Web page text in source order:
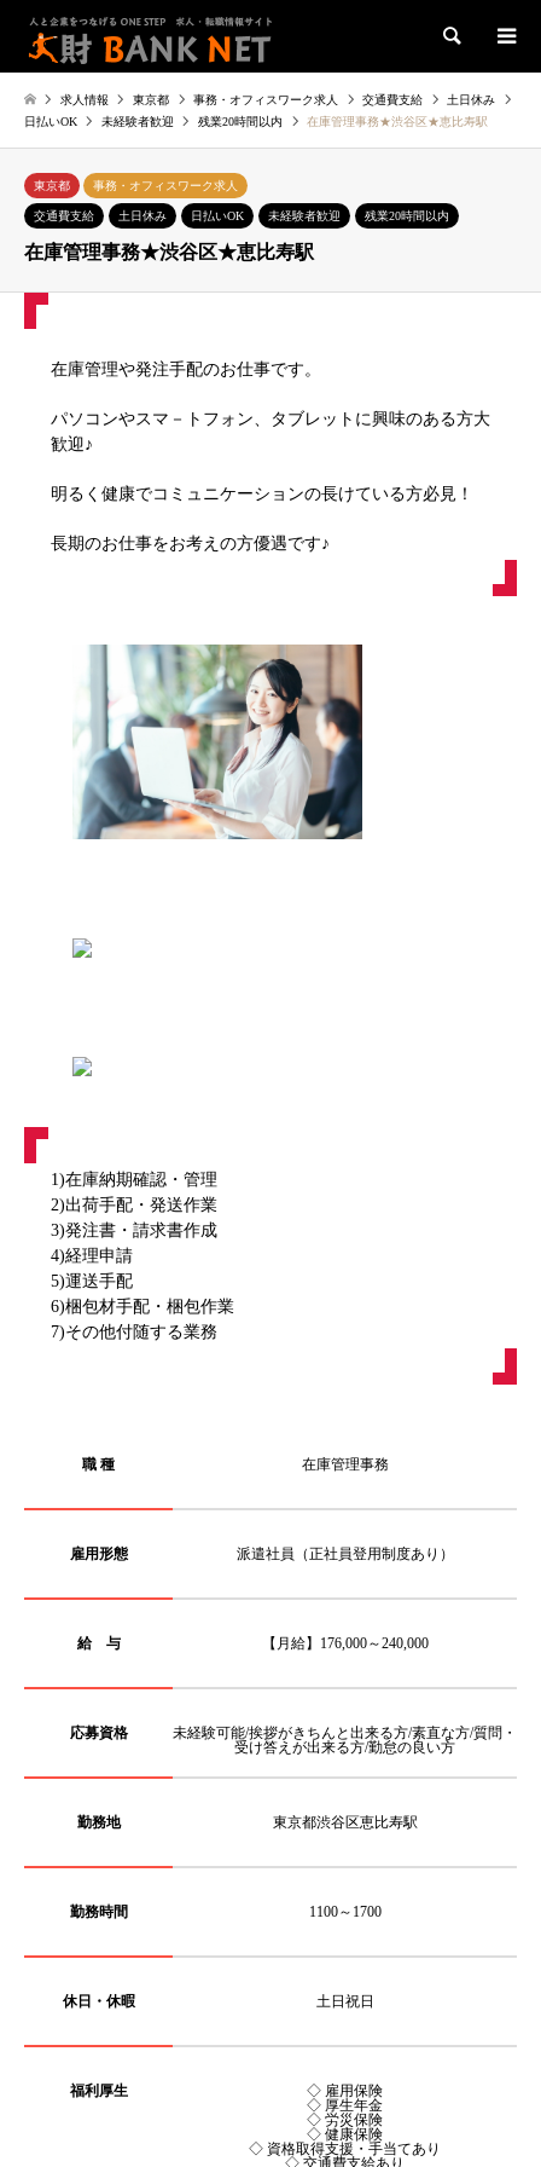
検索
求人情報 東京都 事務・オフィスワーク求人 交通費支給
土日休み
日払いOK
未経験者歓迎 残業20時間以内 在庫管理事務★渋谷区★恵比寿駅
東京都 事務・オフィスワーク求人
交通費支給 土日休み 日払いOK 未経験者歓迎 残業20時間以内
在庫管理事務★渋谷区★恵比寿駅
在庫管理や発注手配のお仕事です。
パソコンやスマ－トフォン、タブレットに興味のある方大
歓迎♪
明るく健康でコミュニケーションの長けている方必見！
長期のお仕事をお考えの方優遇です♪
1)在庫納期確認・管理
2)出荷手配・発送作業
3)発注書・請求書作成
4)経理申請
5)運送手配
6)梱包材手配・梱包作業
7)その他付随する業務
職 種 在庫管理事務
雇用形態 派遣社員（正社員登用制度あり）
給 与 【月給】176,000～240,000
応募資格
未経験可能/挨拶がきちんと出来る方/素直な方/質問・
受け答えが出来る方/勤怠の良い方
勤務地 東京都渋谷区恵比寿駅
勤務時間 1100～1700
休日・休暇 土日祝日
福利厚生
◇ 雇用保険
◇ 厚生年金
◇ 労災保険
◇ 健康保険
◇ 資格取得支援・手当てあり
◇ 交通費支給あり